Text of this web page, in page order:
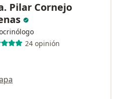
Pilar Cornejo
24 opinión